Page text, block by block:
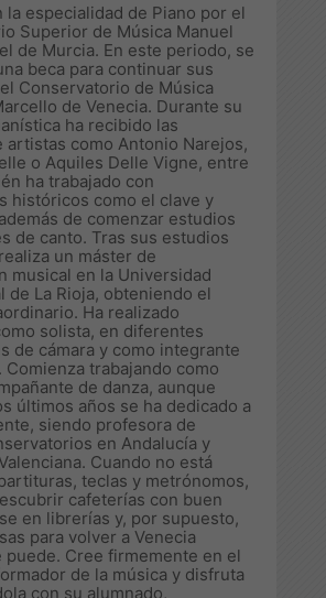
la especialidad de Piano por el
Superior de Música Manuel
de Murcia. En este periodo, se
beca para continuar sus
Conservatorio de Música
de Venecia. Durante su
ha recibido las
artistas como Antonio Narejos,
o Aquiles Delle Vigne, entre
ha trabajado con
históricos como el clave y
de comenzar estudios
de canto. Tras sus estudios
un máster de
musical en la Universidad
de La Rioja, obteniendo el
Ha realizado
solista, en diferentes
de cámara y como integrante
Comienza trabajando como
de danza, aunque
últimos años se ha dedicado a
siendo profesora de
en Andalucía y
Cuando no está
teclas y metrónomos,
cafeterías con buen
en librerías y, por supuesto,
para volver a Venecia
puede. Cree firmemente en el
de la música y disfruta
con su alumnado,